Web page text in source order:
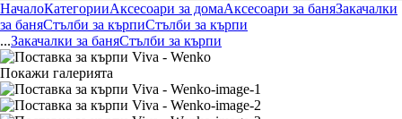
НачалоКатегорииАксесоари за домаАксесоари за баняЗакачалки
за баняСтълби за кърпиСтълби за кърпи
...Закачалки за баняСтълби за кърпи
Покажи галерията